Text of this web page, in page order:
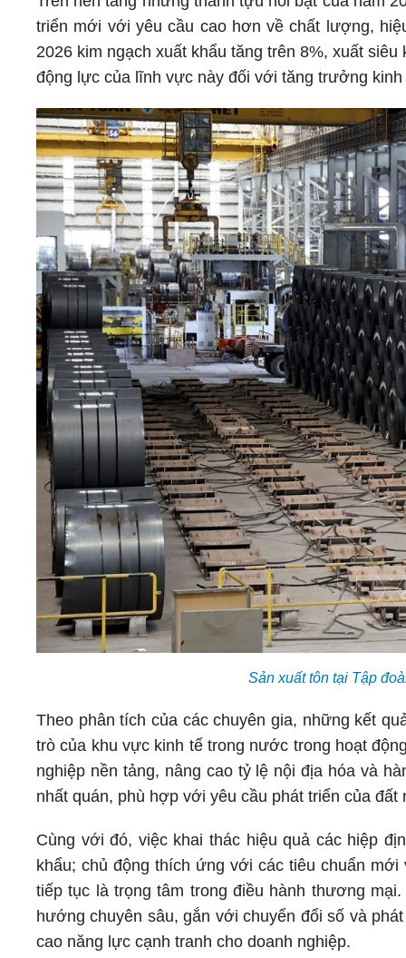
triển mới với yêu cầu cao hơn về chất lượng,
2026 kim ngạch xuất khẩu tăng trên 8%, xuất
động lực của lĩnh vực này đối với tăng trưởng kinh
Sản xuất tôn tại Tập
Theo phân tích của các chuyên gia, những kết
trò của khu vực kinh tế trong nước trong hoạt
nghiệp nền tảng, nâng cao tỷ lệ nội địa hóa và
nhất quán, phù hợp với yêu cầu phát triển của
Cùng với đó, việc khai thác hiệu quả các hiệp
khẩu; chủ động thích ứng với các tiêu chuẩn
tiếp tục là trọng tâm trong điều hành thương
hướng chuyên sâu, gắn với chuyển đổi số và
cao năng lực cạnh tranh cho doanh nghiệp.